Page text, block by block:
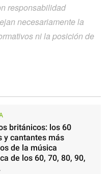
responsabilidad
necesariamente la
ni la posición de
británicos: los 60
y cantantes más
de la música
de los 60, 70, 80, 90,